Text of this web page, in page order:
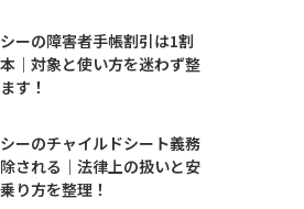
ーの障害者手帳割引は1割
｜対象と使い方を迷わず整
す！
ーのチャイルドシート義務
される｜法律上の扱いと安
り方を整理！